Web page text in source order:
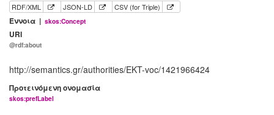
RDF/XML JSON-LD CSV (for Triple)
Έννοια | skos:Concept
URI
@rdf:about
http://semantics.gr/authorities/EKT-voc/1421966424
Προτεινόμενη ονομασία
skos:prefLabel